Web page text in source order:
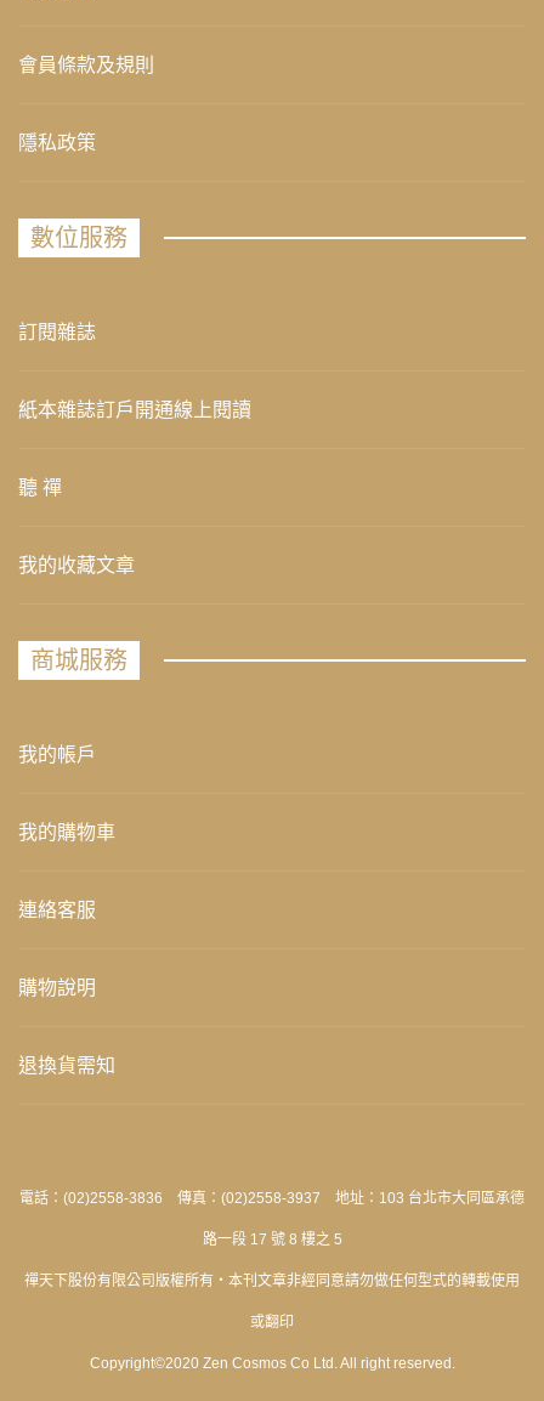
會員條款及規則
隱私政策
數位服務
訂閱雜誌
紙本雜誌訂戶開通線上閱讀
聽 禪
我的收藏文章
商城服務
我的帳戶
我的購物車
連絡客服
購物說明
退換貨需知
電話：(02)2558-3836 傳真：(02)2558-3937 地址：103 台北市大同區承德
路一段 17 號 8 樓之 5
禪天下股份有限公司版權所有‧本刊文章非經同意請勿做任何型式的轉載使用
或翻印
Copyright©2020 Zen Cosmos Co Ltd. All right reserved.